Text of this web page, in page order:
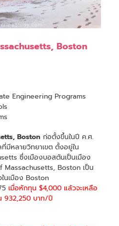
Boston
Engineering Programs
Boston ก่อตั้งขึ้นในปี ค.ศ.
มีหลายวิทยาเขต ตั้งอยู่ใน
ซึ่งเมืองบอสตันเป็นเมือง
Boston เป็น
นเมือง Boston
เมื่อหักทุน $4,000 แล้วจะเหลือ
932,250 บาท/ปี